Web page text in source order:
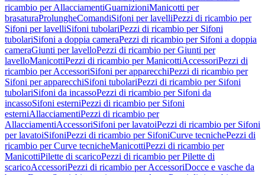
ricambio per AllacciamentiGuarnizioniManicotti per
brasaturaProlungheComandiSifoni per lavelliPezzi di ricambio per
Sifoni per lavelliSifoni tubolariPezzi di ricambio per Sifoni
tubolariSifoni a doppia cameraPezzi di ricambio per Sifoni a doppia
cameraGiunti per lavelloPezzi di ricambio per Giunti per
lavelloManicottiPezzi di ricambio per ManicottiAccessoriPezzi di
ricambio per AccessoriSifoni per apparecchiPezzi di ricambio per
Sifoni per apparecchiSifoni tubolariPezzi di ricambio per Sifoni
tubolariSifoni da incassoPezzi di ricambio per Sifoni da
incassoSifoni esterniPezzi di ricambio per Sifoni
esterniAllacciamentiPezzi di ricambio per
AllacciamentiAccessoriSifoni per lavatoiPezzi di ricambio per Sifoni
per lavatoiSifoniPezzi di ricambio per SifoniCurve tecnichePezzi di
ricambio per Curve tecnicheManicottiPezzi di ricambio per
ManicottiPilette di scaricoPezzi di ricambio per Pilette di
scaricoAccessoriPezzi di ricambio per AccessoriDocce e vasche da